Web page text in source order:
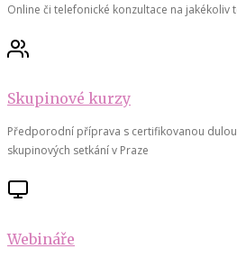
Online či telefonické konzultace na jakékoliv
Skupinové kurzy
Předporodní příprava s certifikovanou
skupinových setkání v Praze
Webináře